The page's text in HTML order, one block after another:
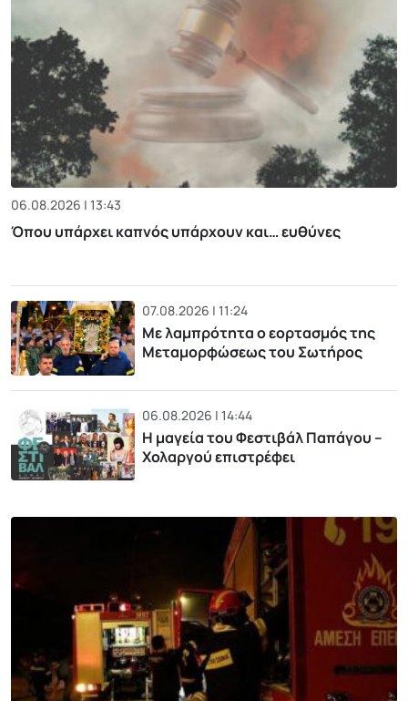
06.08.2026 | 13:43
Όπου υπάρχει καπνός υπάρχουν και… ευθύνες
07.08.2026 | 11:24
Με λαμπρότητα ο εορτασμός της
Μεταμορφώσεως του Σωτήρος
06.08.2026 | 14:44
Η μαγεία του Φεστιβάλ Παπάγου –
Χολαργού επιστρέφει